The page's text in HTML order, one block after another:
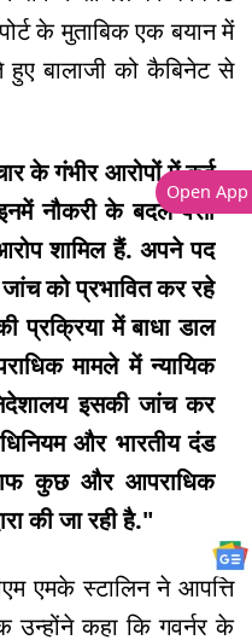
के मुताबिक एक बयान में
बालाजी को कैबिनेट से
के गंभीर आरोपों में कई
नौकरी के बदले पैसा
शामिल हैं. अपने पद
को प्रभावित कर रहे
प्रक्रिया में बाधा डाल
मामले में न्यायिक
इसकी जांच कर
और भारतीय दंड
कुछ और आपराधिक
की जा रही है."
एमके स्टालिन ने आपत्ति
उन्होंने कहा कि गवर्नर के
Open App